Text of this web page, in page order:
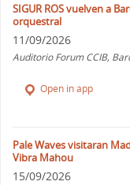
SIGUR ROS vuelven a
orquestral
11/09/2026
Auditorio Forum CCIB,
Open in app
Pale Waves visitaran
Vibra Mahou
15/09/2026